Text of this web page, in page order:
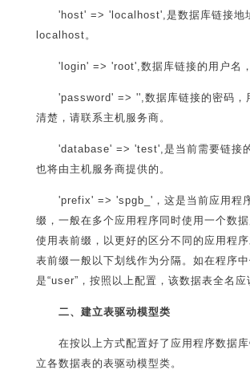
'host' => 'localhost',是数据库链接地
localhost。
'login' => 'root',数据库链接的用户名，
'password' => '',数据库链接的密码，
清楚，请联系主机服务商。
'database' => 'test',是当前需要链接
也将由主机服务商提供的。
'prefix' => 'spgb_'，这是当前应用程
缀，一般在多个应用程序同时使用一个数
使用表前缀，以更好的区分不同的应用程
表前缀一般以下划线作为分隔。如在程序
是“user”，按照以上配置，该数据表全名应
二、建立表驱动模型类
在按以上方式配置好了应用程序数据
立各数据表的表驱动模型类。